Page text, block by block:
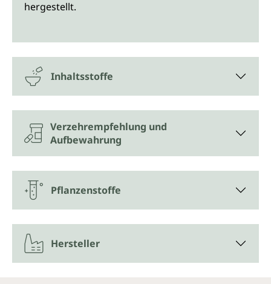
hergestellt.
Inhaltsstoffe
Verzehrempfehlung und
Aufbewahrung
Pflanzenstoffe
Hersteller